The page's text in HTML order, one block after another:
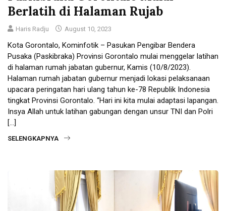
Berlatih di Halaman Rujab
Haris Radju August 10, 2023
Kota Gorontalo, Kominfotik – Pasukan Pengibar Bendera
Pusaka (Paskibraka) Provinsi Gorontalo mulai menggelar latihan
di halaman rumah jabatan gubernur, Kamis (10/8/2023).
Halaman rumah jabatan gubernur menjadi lokasi pelaksanaan
upacara peringatan hari ulang tahun ke-78 Republik Indonesia
tingkat Provinsi Gorontalo. “Hari ini kita mulai adaptasi lapangan.
Insya Allah untuk latihan gabungan dengan unsur TNI dan Polri
[…]
SELENGKAPNYA